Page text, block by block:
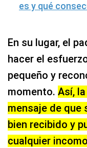
es y qué
En su lugar, el
hacer el
pequeño y
momento. Así,
mensaje de que
bien recibido y
cualquier